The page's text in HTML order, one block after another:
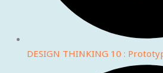
DESIGN THINKING 10 :